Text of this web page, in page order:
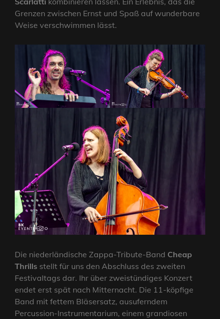
Grenzen zwischen Ernst und Spaß auf wunderbare
Weise verschwimmen lässt.
Die niederländische Zappa-Tribute-Band Cheap
Thrills stellt für uns den Abschluss des zweiten
Festivaltags dar. Ihr über zweistündiges Konzert
endet erst spät nach Mitternacht. Die 11-köpfige
Band mit fettem Bläsersatz, ausuferndem
Percussion-Instrumentarium, einem grandiosen